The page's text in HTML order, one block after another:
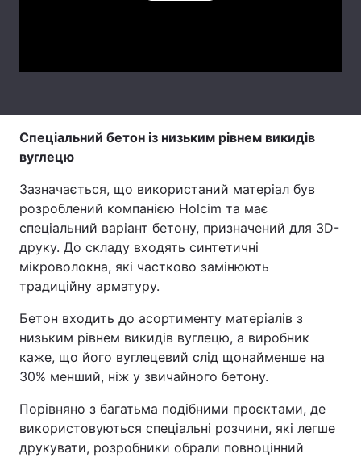
Тема оформлення
Спеціальний бетон із низьким рівнем викидів
вуглецю
Зазначається, що використаний матеріал був
розроблений компанією Holcim та має
спеціальний варіант бетону, призначений для 3D-
друку. До складу входять синтетичні
мікроволокна, які частково замінюють
традиційну арматуру.
Бетон входить до асортименту матеріалів з
низьким рівнем викидів вуглецю, а виробник
каже, що його вуглецевий слід щонайменше на
30% менший, ніж у звичайного бетону.
Порівняно з багатьма подібними проєктами, де
використовуються спеціальні розчини, які легше
друкувати, розробники обрали повноцінний